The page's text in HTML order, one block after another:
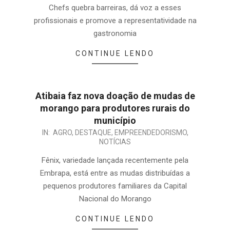
Chefs quebra barreiras, dá voz a esses
profissionais e promove a representatividade na
gastronomia
CONTINUE LENDO
Atibaia faz nova doação de mudas de
morango para produtores rurais do
município
IN: AGRO, DESTAQUE, EMPREENDEDORISMO,
NOTÍCIAS
Fênix, variedade lançada recentemente pela
Embrapa, está entre as mudas distribuídas a
pequenos produtores familiares da Capital
Nacional do Morango
CONTINUE LENDO